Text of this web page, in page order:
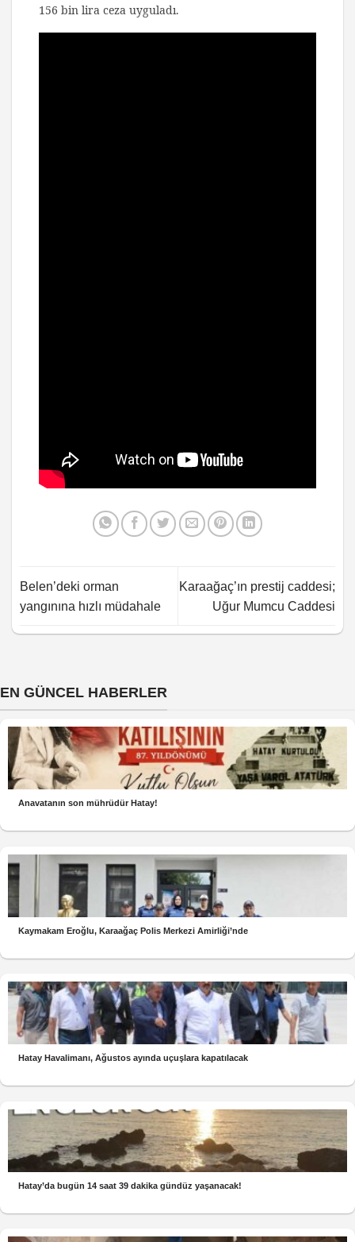
156 bin lira ceza uyguladı.
Belen’deki orman
yangınına hızlı müdahale
Karaağaç’ın prestij caddesi;
Uğur Mumcu Caddesi
EN GÜNCEL HABERLER
Anavatanın son mührüdür Hatay!
Kaymakam Eroğlu, Karaağaç Polis Merkezi Amirliği’nde
Hatay Havalimanı, Ağustos ayında uçuşlara kapatılacak
Hatay’da bugün 14 saat 39 dakika gündüz yaşanacak!